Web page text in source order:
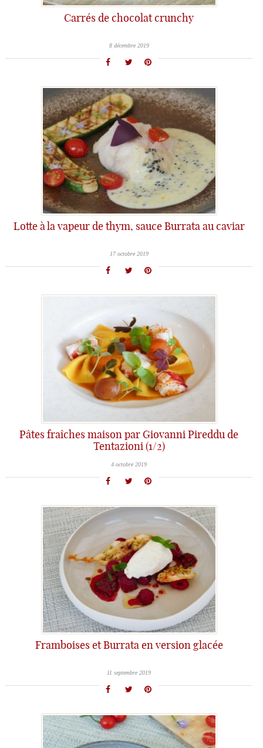
Carrés de chocolat crunchy
8 décembre 2019
Lotte à la vapeur de thym, sauce Burrata au caviar
17 octobre 2019
Pâtes fraîches maison par Giovanni Pireddu de
Tentazioni (1/2)
4 octobre 2019
Framboises et Burrata en version glacée
11 septembre 2019